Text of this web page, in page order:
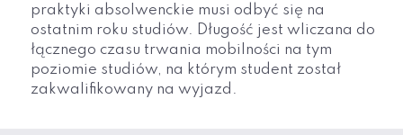
praktyki absolwenckie musi odbyć się na
ostatnim roku studiów. Długość jest wliczana do
łącznego czasu trwania mobilności na tym
poziomie studiów, na którym student został
zakwalifikowany na wyjazd.